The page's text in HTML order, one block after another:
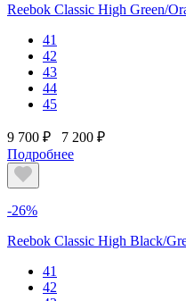
Reebok Classic High Green/
41
42
43
44
45
9 700 ₽
7 200 ₽
Подробнее
-26%
Reebok Classic High Black/
41
42